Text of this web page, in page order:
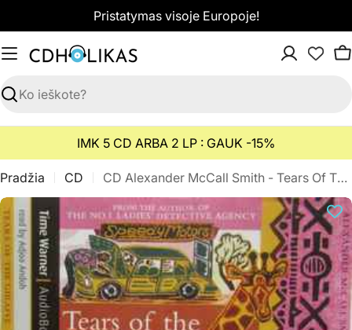
prie
turinio
Pristatymas visoje Europoje!
Paieška
IMK 5 CD ARBA 2 LP : GAUK -15%
Pradžia CD CD Alexander McCall Smith - Tears Of The Giraffe